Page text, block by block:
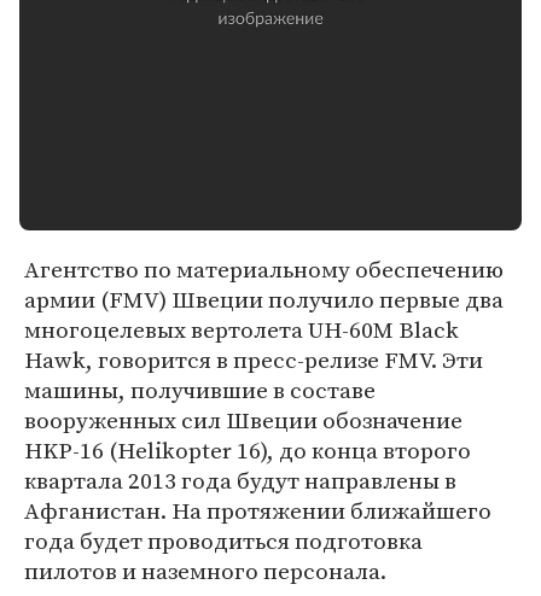
Агентство по материальному обеспечению
армии (FMV) Швеции получило первые два
многоцелевых вертолета UH-60M Black
Hawk, говорится в пресс-релизе FMV. Эти
машины, получившие в составе
вооруженных сил Швеции обозначение
HKP-16 (Helikopter 16), до конца второго
квартала 2013 года будут направлены в
Афганистан. На протяжении ближайшего
года будет проводиться подготовка
пилотов и наземного персонала.